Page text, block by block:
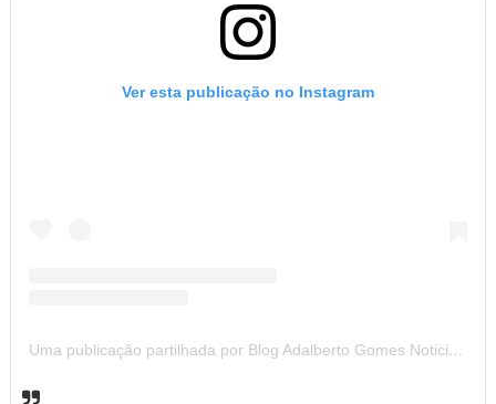
Ver esta publicação no Instagram
Uma publicação partilhada por Blog Adalberto Gomes Noticias (@blogadalbertogomesnoticiass)